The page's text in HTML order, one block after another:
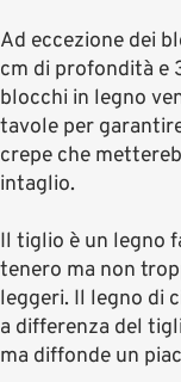
Ad eccezione dei
cm di profondità e
blocchi in legno
tavole per
crepe che
intaglio.
Il tiglio è un legno
tenero ma non
leggeri. Il legno di
a differenza del
ma diffonde un